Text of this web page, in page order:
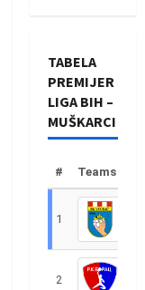
TABELA
PREMIJER
LIGA BIH –
MUŠKARCI
# Teams
1
2